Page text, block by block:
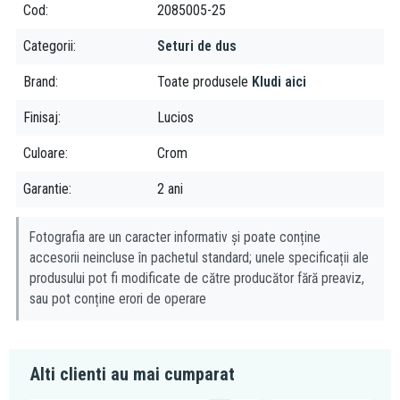
Design modern și elegant
Furtun de duș flexibil și rezistent
crom, este o alegere excelentă pentru cei care își doresc un set
complet și de înaltă calitate.
Cod 2085005-25
Categorii Seturi de dus
Brand Toate produsele Kludi aici
Finisaj Lucios
Culoare Crom
Garantie 2 ani
Fotografia are un caracter informativ și poate conține
accesorii neincluse în pachetul standard; unele specificații ale
produsului pot fi modificate de către producător fără preaviz,
sau pot conține erori de operare
Alti clienti au mai cumparat